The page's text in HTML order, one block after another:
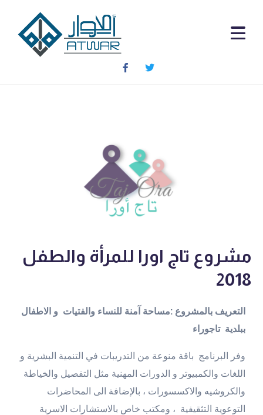
مشروع تاج اورا للمرأة والطفل
2018
التعريف بالمشروع :مساحة آمنة للنساء والفتيات و الاطفال
ببلدية تاجوراء
وفر البرنامج باقة منوعة من التدريبات في التنمية البشرية و
اللغات والكمبيوتر و الدورات المهنية مثل التفصيل والخياطة
والكروشيه والاكسسورات ، بالإضافة الى المحاضرات
التوعوية التثقيفية ، ومكتب خاص بالاستشارات الاسرية